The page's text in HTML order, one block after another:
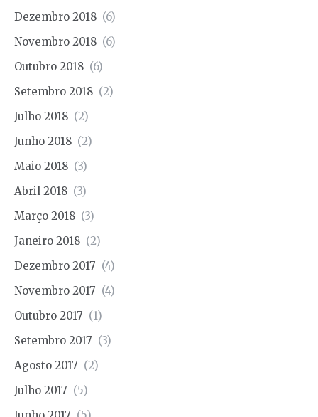
Dezembro 2018 (6)
Novembro 2018 (6)
Outubro 2018 (6)
Setembro 2018 (2)
Julho 2018 (2)
Junho 2018 (2)
Maio 2018 (3)
Abril 2018 (3)
Março 2018 (3)
Janeiro 2018 (2)
Dezembro 2017 (4)
Novembro 2017 (4)
Outubro 2017 (1)
Setembro 2017 (3)
Agosto 2017 (2)
Julho 2017 (5)